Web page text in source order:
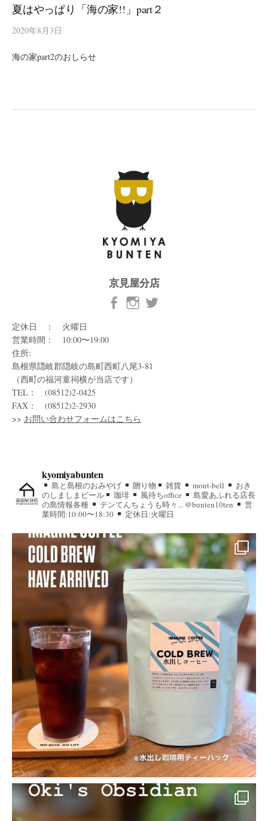
夏はやっぱり「海の家!!」part２
2020年8月3日
海の家part2のおしらせ
京見屋分店
定休日 ： 火曜日
営業時間： 10:00〜19:00
住所:
島根県隠岐郡隠岐の島町西町八尾3-81
（西町の福河童祠横が当店です）
TEL： (08512)2-0425
FAX： (08512)2-2930
>> お問い合わせフォームはこちら
kyomiyabunten
島と島根のおみやげ 贈り物 雑貨 mont-bell
おき
のしましまビール
珈琲 風待ちoffice
島愛あふれる店長
の島情報各種
テンてんちょうも時々... @bunten10ten
営
業時間:10:00〜18:30
定休日:火曜日